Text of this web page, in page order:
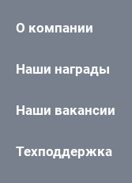
О компании
Наши награды
Наши вакансии
Техподдержка